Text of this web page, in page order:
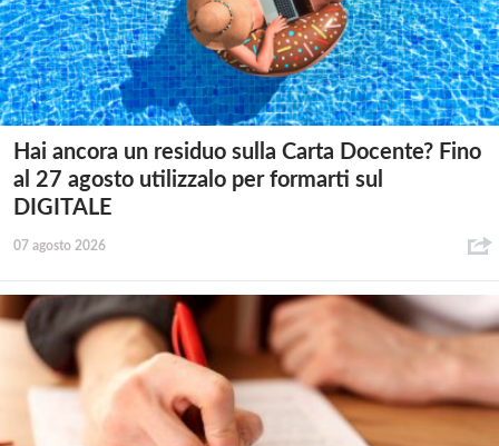
Hai ancora un residuo sulla Carta Docente? Fino
al 27 agosto utilizzalo per formarti sul
DIGITALE
07 agosto 2026